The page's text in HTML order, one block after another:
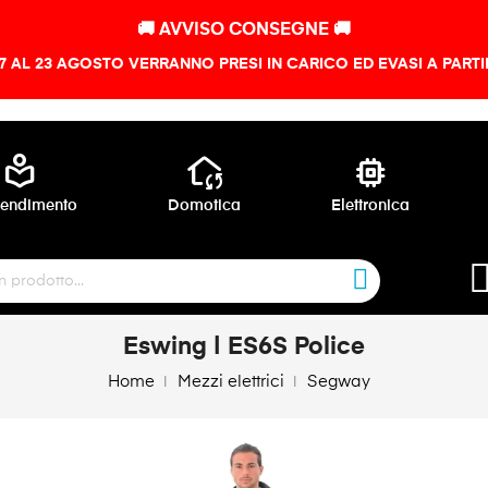
🚚 AVVISO CONSEGNE 🚚
AL 23 AGOSTO VERRANNO PRESI IN CARICO ED EVASI A
local_library wifi_home
Domotica
memory
Elettronica
Eswing | ES6S Police
Home Mezzi elettrici Segway